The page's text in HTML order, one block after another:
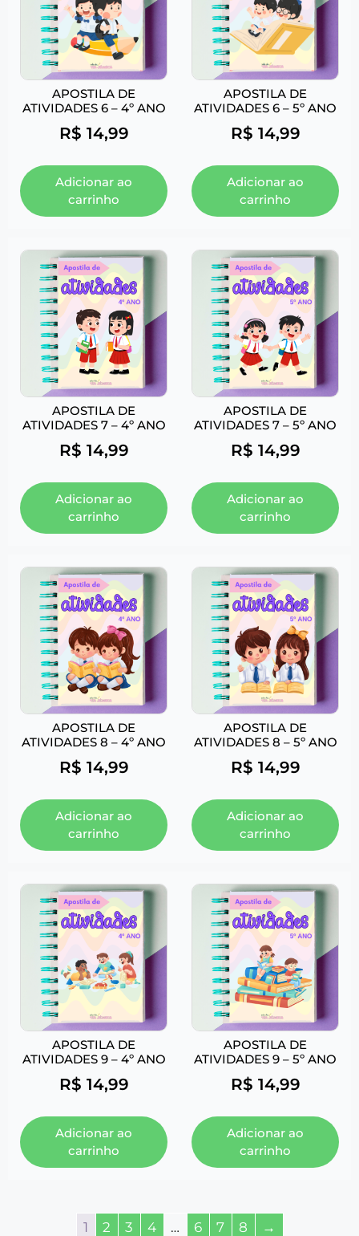
APOSTILA DE
ATIVIDADES 6 – 4º ANO
R$ 14,99
Adicionar ao
carrinho
APOSTILA DE
ATIVIDADES 6 – 5º ANO
R$ 14,99
Adicionar ao
carrinho
APOSTILA DE
ATIVIDADES 7 – 4º ANO
R$ 14,99
Adicionar ao
carrinho
APOSTILA DE
ATIVIDADES 7 – 5º ANO
R$ 14,99
Adicionar ao
carrinho
APOSTILA DE
ATIVIDADES 8 – 4º ANO
R$ 14,99
Adicionar ao
carrinho
APOSTILA DE
ATIVIDADES 8 – 5º ANO
R$ 14,99
Adicionar ao
carrinho
APOSTILA DE
ATIVIDADES 9 – 4º ANO
R$ 14,99
Adicionar ao
carrinho
APOSTILA DE
ATIVIDADES 9 – 5º ANO
R$ 14,99
Adicionar ao
carrinho
1 2 3 4 … 6 7 8 →